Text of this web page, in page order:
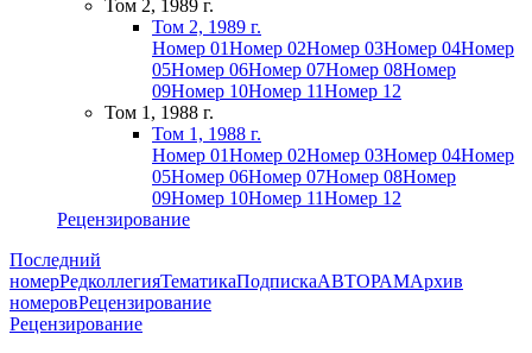
Том 2, 1989 г.
Том 2, 1989 г.
Номер 01Номер 02Номер 03Номер 04Номер
05Номер 06Номер 07Номер 08Номер
09Номер 10Номер 11Номер 12
Том 1, 1988 г.
Том 1, 1988 г.
Номер 01Номер 02Номер 03Номер 04Номер
05Номер 06Номер 07Номер 08Номер
09Номер 10Номер 11Номер 12
Рецензирование
Последний
номерРедколлегияТематикаПодпискаАВТОРАМАрхив
номеровРецензирование
Рецензирование